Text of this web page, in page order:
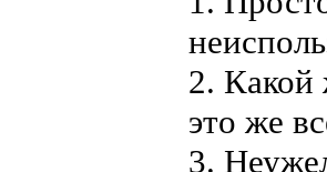
2. Какой
это же
3.